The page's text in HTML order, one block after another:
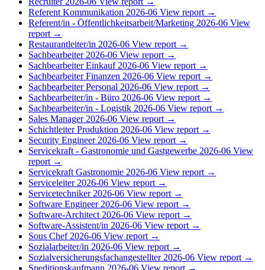
Referent Kommunikation 2026-06 View report →
Referent/in - Öffentlichkeitsarbeit/Marketing 2026-06 View
report →
Restaurantleiter/in 2026-06 View report →
Sachbearbeiter 2026-06 View report →
Sachbearbeiter Einkauf 2026-06 View report →
Sachbearbeiter Finanzen 2026-06 View report →
Sachbearbeiter Personal 2026-06 View report →
Sachbearbeiter/in - Büro 2026-06 View report →
Sachbearbeiter/in - Logistik 2026-06 View report →
Sales Manager 2026-06 View report →
Schichtleiter Produktion 2026-06 View report →
Security Engineer 2026-06 View report →
Servicekraft - Gastronomie und Gastgewerbe 2026-06 View
report →
Servicekraft Gastronomie 2026-06 View report →
Serviceleiter 2026-06 View report →
Servicetechniker 2026-06 View report →
Software Engineer 2026-06 View report →
Software-Architect 2026-06 View report →
Software-Assistent/in 2026-06 View report →
Sous Chef 2026-06 View report →
Sozialarbeiter/in 2026-06 View report →
Sozialversicherungsfachangestellter 2026-06 View report →
Speditionskaufmann 2026-06 View report →